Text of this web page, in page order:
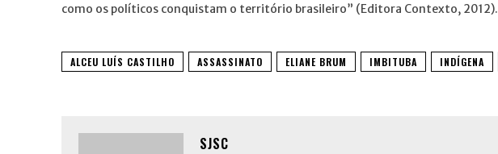
como os políticos conquistam o território brasileiro” (Editora Contexto, 2012).
ALCEU LUÍS CASTILHO ASSASSINATO ELIANE BRUM IMBITUBA INDÍGENA
SJSC